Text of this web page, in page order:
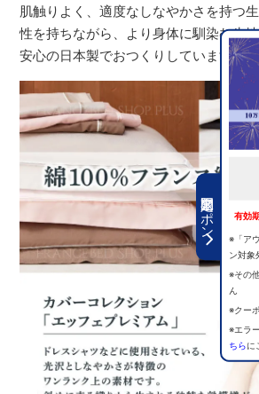
期間限定クーポン 有効
※「ア
ン対象
※その
ん
※クー
※エラ
ちらに
肌触りよく、適度なしなやかさを持つ
性を持ちながら、より身体に馴染む生
安心の日本製でおつくりしています。